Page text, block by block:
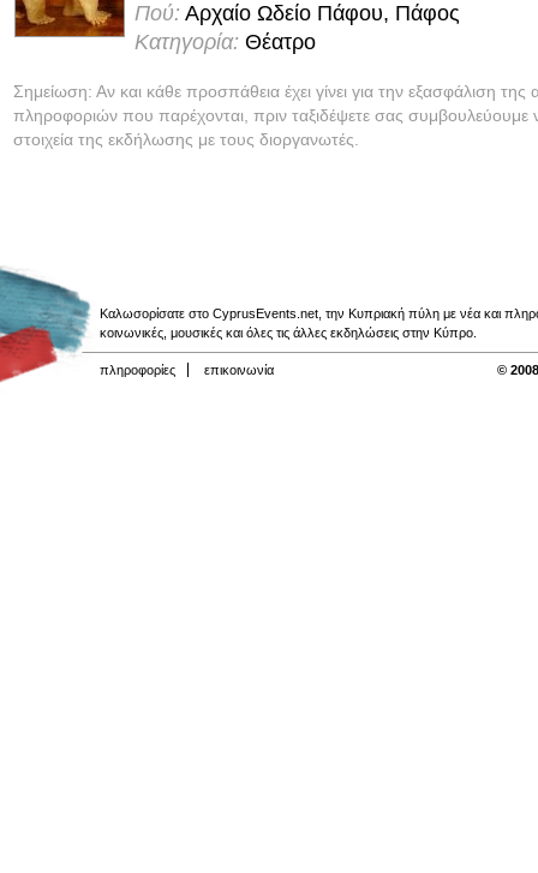
Πού: Αρχαίο Ωδείο Πάφου, Πάφος
Κατηγορία: Θέατρο
Σημείωση: Αν και κάθε προσπάθεια έχει γίνει για την εξασφάλιση της
πληροφοριών που παρέχονται, πριν ταξιδέψετε σας συμβουλεύουμε
στοιχεία της εκδήλωσης με τους διοργανωτές.
Καλωσορίσατε στο CyprusEvents.net, την Κυπριακή πύλη με νέα και
κοινωνικές, μουσικές και όλες τις άλλες εκδηλώσεις στην Κύπρο.
πληροφορίες επικοινωνία ©